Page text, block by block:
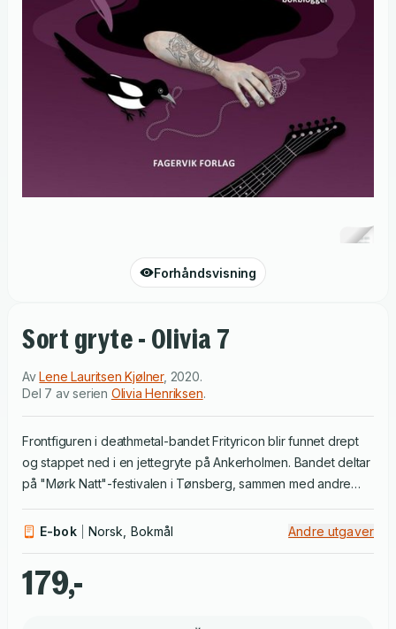
Forhåndsvisning
Sort gryte - Olivia 7
AvLene Lauritsen Kjølner, 2020.
Del 7 av serien Olivia Henriksen.
Frontfiguren i deathmetal-bandet Frityricon blir funnet drept
og stappet ned i en jettegryte på Ankerholmen. Bandet deltar
på "Mørk Natt"-festivalen i Tønsberg, sammen med andre
tiknytning til Mona på Havnehotellet, der bandet bor, og via
festivaler og konserter, hun er frivillig cateringpersonale og
kaster seg ut i Ankerholmens idylliske natur. For hvem har
E-bok Norsk, Bokmål Andre utgaver
179,-